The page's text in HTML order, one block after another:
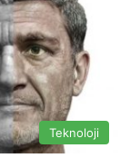
Teknoloji